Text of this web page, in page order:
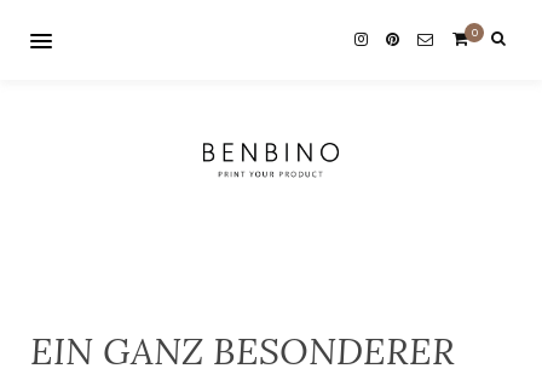
0
EIN GANZ BESONDERER